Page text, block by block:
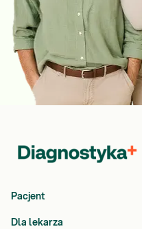
Pacjent
Dla lekarza